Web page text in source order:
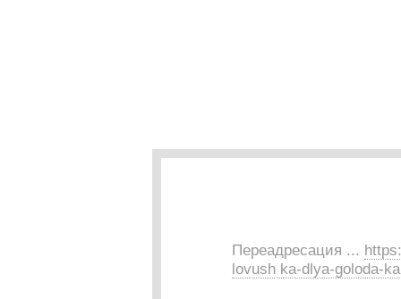
Переадресация ...
lovush ka-dlya-goloda-